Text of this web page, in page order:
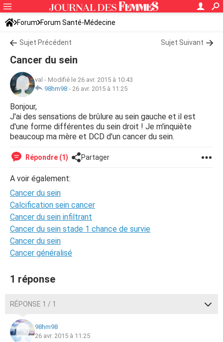
Forum Forum Santé-Médecine
Symptômes et maladies courantes
Sujet Précédent Sujet Suivant
Cancer du sein
val - Modifié le 26 avr. 2015 à 10:43
98hm98 - 26 avr. 2015 à 11:25
Bonjour,
J'ai des sensations de brûlure au sein gauche et il est
d'une forme différentes du sein droit ! Je m'inquiète
beaucoup ma mère et DCD d'un cancer du sein.
Répondre (1) Partager
A voir également:
Cancer du sein
Calcification sein cancer
Cancer du sein infiltrant
Cancer du sein stade 1 chance de survie
Cancer du sein
Cancer généralisé
1 réponse
RÉPONSE 1 / 1
98hm98
26 avr. 2015 à 11:25